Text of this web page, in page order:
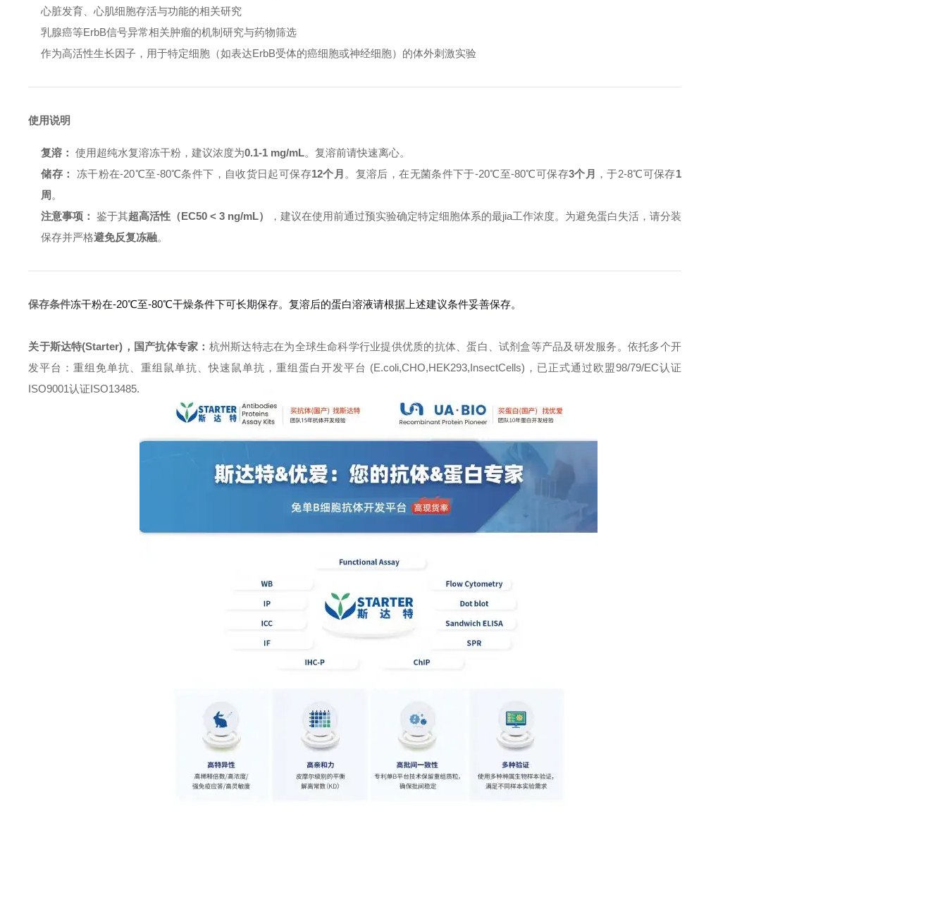
心脏发育、心肌细胞存活与功能的相关研究
乳腺癌等ErbB信号异常相关肿瘤的机制研究与药物筛选
作为高活性生长因子，用于特定细胞（如表达ErbB受体的癌细胞或神经细胞）的体外刺激实验
使用说明
复溶： 使用超纯水复溶冻干粉，建议浓度为0.1-1 mg/mL。复溶前请快速离心。
储存：
冻干粉在-20℃至-80℃条件下，自收货日起可保存12个月 。复溶后，在无菌条件下于-20℃至-80℃可保存3个月 ，于2-8℃可保存1
周 。
注意事项： 鉴于其超高活性（EC50 < 3 ng/mL）
，建议在使用前通过预实验确定特定细胞体系的最jia工作浓度。为避免蛋白失活，请分装
保存并严格避免反复冻融。
保存条件冻干粉在-20℃至-80℃干燥条件下可长期保存。复溶后的蛋白溶液请根据上述建议条件妥善保存。
关于斯达特(Starter)，国产抗体专家： 杭州斯达特志在为全球生命科学行业提供优质的抗体、蛋白、试剂盒等产品及研发服务。依托多个开
发平台：重组免单抗、重组鼠单抗、快速鼠单抗，重组蛋白开发平台 (E.coli,CHO,HEK293,InsectCells)，已正式通过欧盟98/79/EC认证
ISO9001认证ISO13485.